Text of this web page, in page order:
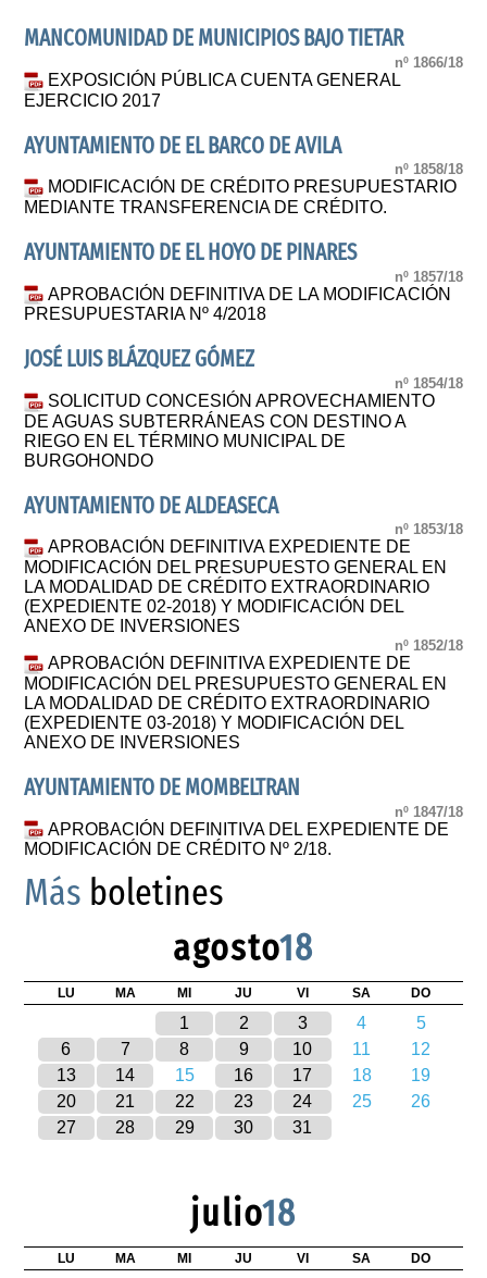
MANCOMUNIDAD DE MUNICIPIOS BAJO TIETAR
nº 1866/18
EXPOSICIÓN PÚBLICA CUENTA GENERAL
EJERCICIO 2017
AYUNTAMIENTO DE EL BARCO DE AVILA
nº 1858/18
MODIFICACIÓN DE CRÉDITO PRESUPUESTARIO
MEDIANTE TRANSFERENCIA DE CRÉDITO.
AYUNTAMIENTO DE EL HOYO DE PINARES
nº 1857/18
APROBACIÓN DEFINITIVA DE LA MODIFICACIÓN
PRESUPUESTARIA Nº 4/2018
JOSÉ LUIS BLÁZQUEZ GÓMEZ
nº 1854/18
SOLICITUD CONCESIÓN APROVECHAMIENTO
DE AGUAS SUBTERRÁNEAS CON DESTINO A
RIEGO EN EL TÉRMINO MUNICIPAL DE
BURGOHONDO
AYUNTAMIENTO DE ALDEASECA
nº 1853/18
APROBACIÓN DEFINITIVA EXPEDIENTE DE
MODIFICACIÓN DEL PRESUPUESTO GENERAL EN
LA MODALIDAD DE CRÉDITO EXTRAORDINARIO
(EXPEDIENTE 02-2018) Y MODIFICACIÓN DEL
ANEXO DE INVERSIONES
nº 1852/18
APROBACIÓN DEFINITIVA EXPEDIENTE DE
MODIFICACIÓN DEL PRESUPUESTO GENERAL EN
LA MODALIDAD DE CRÉDITO EXTRAORDINARIO
(EXPEDIENTE 03-2018) Y MODIFICACIÓN DEL
ANEXO DE INVERSIONES
AYUNTAMIENTO DE MOMBELTRAN
nº 1847/18
APROBACIÓN DEFINITIVA DEL EXPEDIENTE DE
MODIFICACIÓN DE CRÉDITO Nº 2/18.
Más boletines
agosto18
LU MA MI JU VI SA DO
1 2 3 4
5
6
7 8 9 10 11
12
13
14 15 16 17 18
19
20
21 22 23 24 25
26
27
28 29 30 31
julio18
LU MA MI JU VI SA DO